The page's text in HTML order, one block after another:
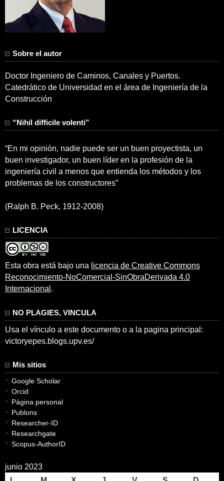
Sobre el autor
Doctor Ingeniero de Caminos, Canales y Puertos.
Catedrático de Universidad en el área de Ingeniería de la
Construcción
“Nihil difficile volenti”
“En mi opinión, nadie puede ser un buen proyectista, un
buen investigador, un buen líder en la profesión de la
ingeniería civil a menos que entienda los métodos y los
problemas de los constructores”
(Ralph B. Peck, 1912-2008)
LICENCIA
Esta obra está bajo una licencia de Creative Commons
Reconocimiento-NoComercial-SinObraDerivada 4.0
Internacional .
NO PLAGIES, VINCULA
Usa el vínculo a este documento o a la pagina principal:
victoryepes.blogs.upv.es/
Mis sitios
Google Scholar
Orcid
Página personal
Publons
Researcher-ID
Researchgate
Scopus-AuthorID
junio 2023